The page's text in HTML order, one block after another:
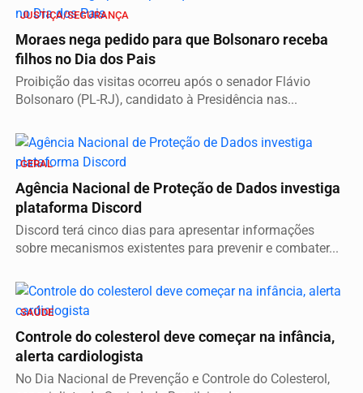
JUSTIÇA/SEGURANÇA
Moraes nega pedido para que Bolsonaro receba
filhos no Dia dos Pais
Proibição das visitas ocorreu após o senador Flávio
Bolsonaro (PL-RJ), candidato à Presidência nas...
GERAL
Agência Nacional de Proteção de Dados investiga
plataforma Discord
Discord terá cinco dias para apresentar informações
sobre mecanismos existentes para prevenir e combater...
SAÚDE
Controle do colesterol deve começar na infância,
alerta cardiologista
No Dia Nacional de Prevenção e Controle do Colesterol,